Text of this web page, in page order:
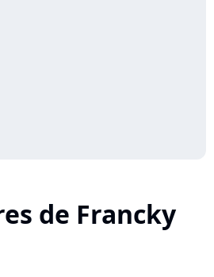
de Francky